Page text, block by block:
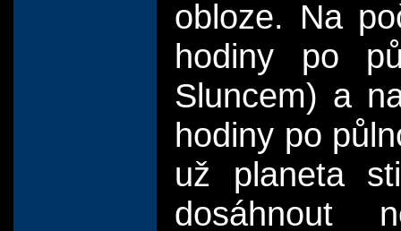
obloze. Na
hodiny po
Sluncem) a
hodiny po
už planeta
dosáhnout